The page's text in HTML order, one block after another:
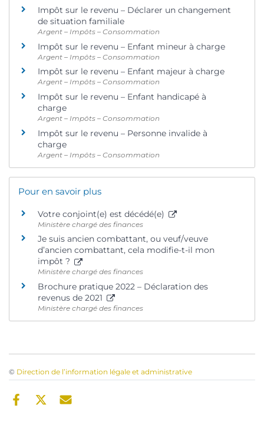
Impôt sur le revenu – Déclarer un changement
de situation familiale
Argent – Impôts – Consommation
Impôt sur le revenu – Enfant mineur à charge
Argent – Impôts – Consommation
Impôt sur le revenu – Enfant majeur à charge
Argent – Impôts – Consommation
Impôt sur le revenu – Enfant handicapé à
charge
Argent – Impôts – Consommation
Impôt sur le revenu – Personne invalide à
charge
Argent – Impôts – Consommation
Pour en savoir plus
Votre conjoint(e) est décédé(e)
Ministère chargé des finances
Je suis ancien combattant, ou veuf/veuve
d’ancien combattant, cela modifie-t-il mon
impôt ?
Ministère chargé des finances
Brochure pratique 2022 – Déclaration des
revenus de 2021
Ministère chargé des finances
© Direction de l’information légale et administrative